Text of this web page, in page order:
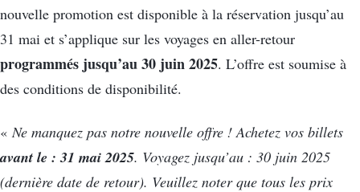
nouvelle promotion est disponible à la réservation jusqu’au
31 mai et s’applique sur les voyages en aller-retour
programmés jusqu’au 30 juin 2025. L’offre est soumise à
des conditions de disponibilité.
« Ne manquez pas notre nouvelle offre ! Achetez vos billets
avant le : 31 mai 2025. Voyagez jusqu’au : 30 juin 2025
(dernière date de retour). Veuillez noter que tous les prix